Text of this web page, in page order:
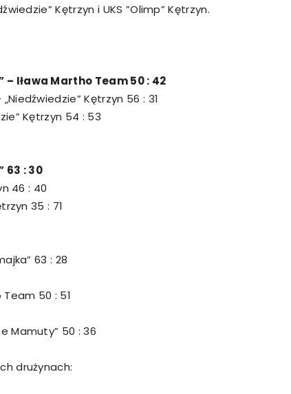
Kętrzyn i UKS ”Olimp” Kętrzyn.
Iława Martho Team 50 : 42
Kętrzyn 56 : 31
Kętrzyn 54 : 53
63 : 30
46 : 40
35 : 71
63 : 28
Team 50 : 51
Mamuty” 50 : 36
drużynach: